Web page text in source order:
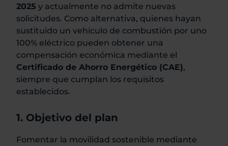
2025 y actualmente no admite nuevas
solicitudes. Como alternativa, quienes hayan
sustituido un vehículo de combustión por uno
100% eléctrico pueden obtener una
compensación económica mediante el
Certificado de Ahorro Energético (CAE),
siempre que cumplan los requisitos
establecidos.
1. Objetivo del plan
Fomentar la movilidad sostenible mediante